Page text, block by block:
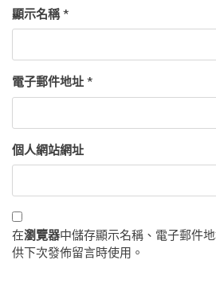
顯示名稱*
電子郵件地址 *
個人網站網址
在瀏覽器中儲存顯示名稱、電子郵件
供下次發佈留言時使用。